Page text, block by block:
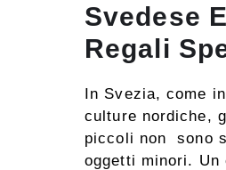
Svedese E
Regali
In Svezia, come
culture nordiche,
piccoli non sono
oggetti minori. Un